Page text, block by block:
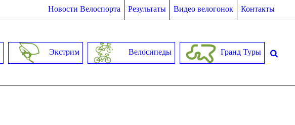
Новости Велоспорта Результаты Видео велогонок Контакты
Экстрим Велосипеды Гранд Туры